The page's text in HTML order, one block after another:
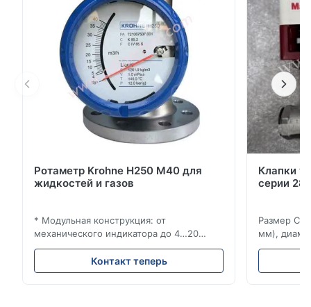
применения....
Ротаметр Krohne H250 M40 для
жидкостей и газов
* Модульная конструкция: от
механического индикатора до 4…20
мА/HART®7, FF, Profibus-PA и
суммирующий счетчик * Любое
монтажное положение: вертикальное,
Контакт теперь
Клапки
серии
Размер
мм),
(15–20 мм)
ANSI